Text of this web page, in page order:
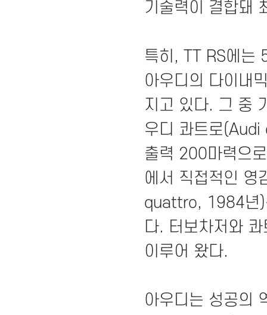
기술력이 결합돼
특히, TT RS에는
아우디의 다이내
지고 있다. 그 중
우디 콰트로
출력 200마력으
에서 직접적인 영
quattro, 1984년)
다. 터보차저와
이루어 왔다.
아우디는 성공의